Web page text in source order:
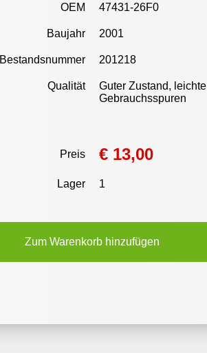
OEM 47431-26F0
Baujahr 2001
Bestandsnummer 201218
Qualität
Guter Zustand, leichte
Gebrauchsspuren
Preis € 13,00
Lager 1
Zum Warenkorb hinzufügen